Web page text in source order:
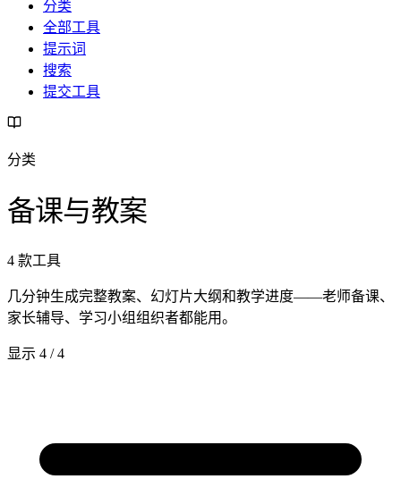
分类
全部工具
提示词
搜索
提交工具
分类
备课与教案
4 款工具
几分钟生成完整教案、幻灯片大纲和教学进度——老师备课、
家长辅导、学习小组组织者都能用。
显示 4 / 4